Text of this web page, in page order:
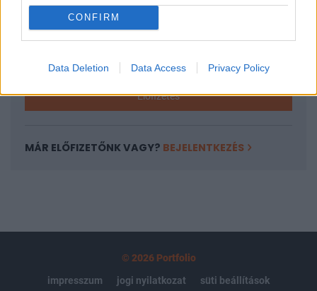
CONFIRM
Data Deletion Data Access Privacy Policy
Az előfizetés a következőket tartalmazza:
Portfolio.hu teljes cikkarchívum
Kötéslisták: BÉT elmúlt 2 év napon belüli
Előfizetés
MÁR ELŐFIZETŐNK VAGY? BEJELENTKEZÉS
© 2026 Portfolio
impresszum
jogi nyilatkozat süti beállítások